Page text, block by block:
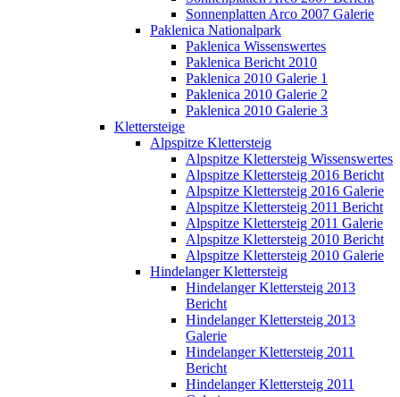
Sonnenplatten Arco 2007 Galerie
Paklenica Nationalpark
Paklenica Wissenswertes
Paklenica Bericht 2010
Paklenica 2010 Galerie 1
Paklenica 2010 Galerie 2
Paklenica 2010 Galerie 3
Klettersteige
Alpspitze Klettersteig
Alpspitze Klettersteig Wissenswertes
Alpspitze Klettersteig 2016 Bericht
Alpspitze Klettersteig 2016 Galerie
Alpspitze Klettersteig 2011 Bericht
Alpspitze Klettersteig 2011 Galerie
Alpspitze Klettersteig 2010 Bericht
Alpspitze Klettersteig 2010 Galerie
Hindelanger Klettersteig
Hindelanger Klettersteig 2013
Bericht
Hindelanger Klettersteig 2013
Galerie
Hindelanger Klettersteig 2011
Bericht
Hindelanger Klettersteig 2011